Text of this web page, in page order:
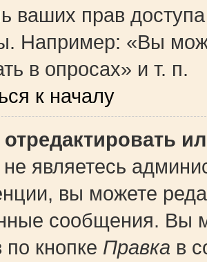
ваших прав
Например: «Вы
в опросах» и т. п.
к началу
являетесь
вы можете
сообщения. Вы
кнопке Правка в